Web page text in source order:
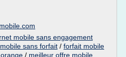
mobile sans engagement
sans forfait / forfait mobile
/ meilleur offre mobile